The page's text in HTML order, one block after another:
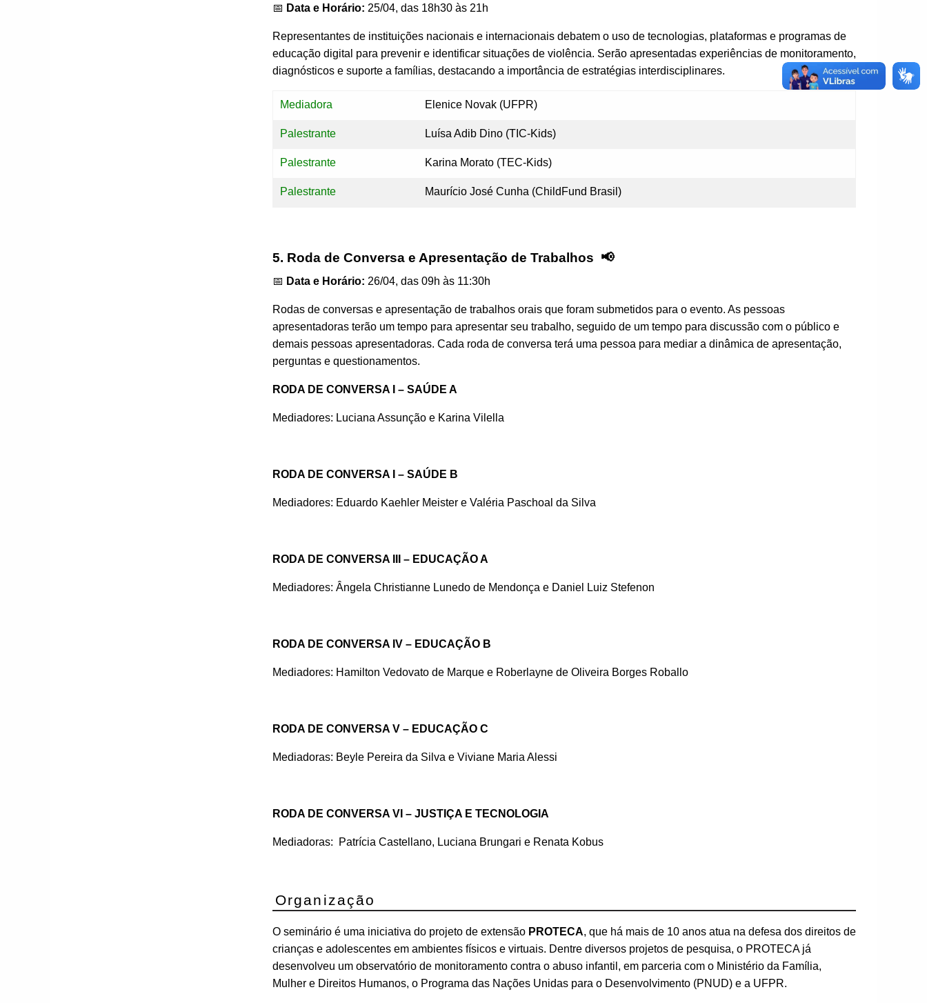
📅 Data e Horário: 25/04, das 18h30 às 21h
Representantes de instituições nacionais e internacionais debatem o uso de tecnologias, plataformas e programas de
educação digital para prevenir e identificar situações de violência. Serão apresentadas experiências de monitoramento,
diagnósticos e suporte a famílias, destacando a importância de estratégias interdisciplinares.
Mediadora Elenice Novak (UFPR)
Palestrante Luísa Adib Dino (TIC-Kids)
Palestrante Karina Morato (TEC-Kids)
Palestrante Maurício José Cunha (ChildFund Brasil)
5. Roda de Conversa e Apresentação de Trabalhos 📢
📅 Data e Horário: 26/04, das 09h às 11:30h
Rodas de conversas e apresentação de trabalhos orais que foram submetidos para o evento. As pessoas
apresentadoras terão um tempo para apresentar seu trabalho, seguido de um tempo para discussão com o público e
demais pessoas apresentadoras. Cada roda de conversa terá uma pessoa para mediar a dinâmica de apresentação,
perguntas e questionamentos.
RODA DE CONVERSA I – SAÚDE A
Mediadores: Luciana Assunção e Karina Vilella
RODA DE CONVERSA I – SAÚDE B
Mediadores: Eduardo Kaehler Meister e Valéria Paschoal da Silva
RODA DE CONVERSA III – EDUCAÇÃO A
Mediadores: Ângela Christianne Lunedo de Mendonça e Daniel Luiz Stefenon
RODA DE CONVERSA IV – EDUCAÇÃO B
Mediadores: Hamilton Vedovato de Marque e Roberlayne de Oliveira Borges Roballo
RODA DE CONVERSA V – EDUCAÇÃO C
Mediadoras: Beyle Pereira da Silva e Viviane Maria Alessi
RODA DE CONVERSA VI – JUSTIÇA E TECNOLOGIA
Mediadoras: Patrícia Castellano, Luciana Brungari e Renata Kobus
Organização
O seminário é uma iniciativa do projeto de extensão PROTECA, que há mais de 10 anos atua na defesa dos direitos de
crianças e adolescentes em ambientes físicos e virtuais. Dentre diversos projetos de pesquisa, o PROTECA já
desenvolveu um observatório de monitoramento contra o abuso infantil, em parceria com o Ministério da Família,
Mulher e Direitos Humanos, o Programa das Nações Unidas para o Desenvolvimento (PNUD) e a UFPR.